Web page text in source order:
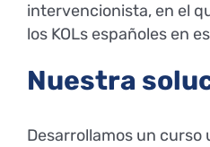
intervencionista, en el
los KOLs españoles en
Nuestra
Desarrollamos un curso